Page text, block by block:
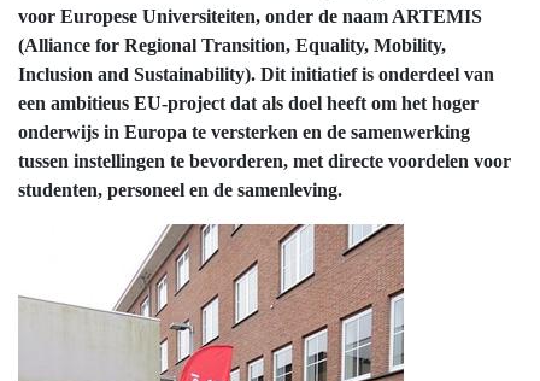
voor Europese Universiteiten, onder de naam ARTEMIS
(Alliance for Regional Transition, Equality, Mobility,
Inclusion and Sustainability). Dit initiatief is onderdeel van
een ambitieus EU-project dat als doel heeft om het hoger
onderwijs in Europa te versterken en de samenwerking
tussen instellingen te bevorderen, met directe voordelen voor
studenten, personeel en de samenleving.